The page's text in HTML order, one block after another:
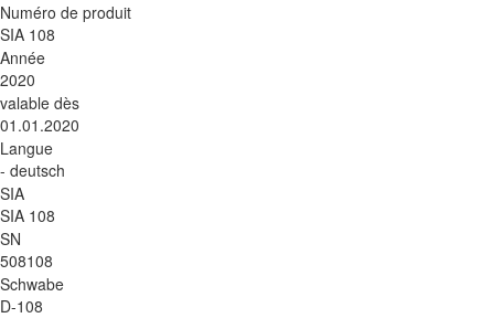
Numéro de produit
SIA 108
Année
2020
valable dès
01.01.2020
Langue
- deutsch
SIA
SIA 108
SN
508108
Schwabe
D-108